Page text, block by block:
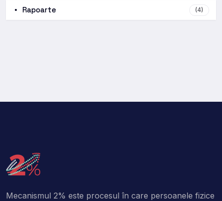
Rapoarte (4)
Mecanismul 2% este procesul în care persoanele fizice